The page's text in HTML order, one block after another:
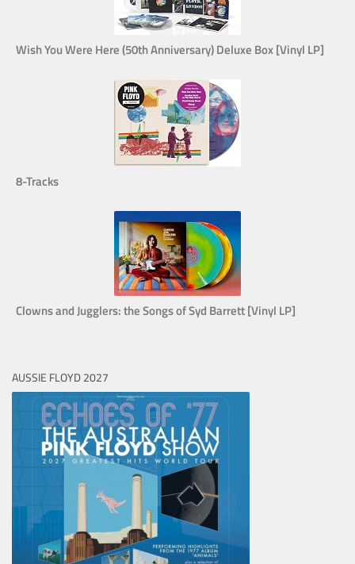
Wish You Were Here (50th Anniversary) Deluxe Box [Vinyl LP]
8-Tracks
Clowns and Jugglers: the Songs of Syd Barrett [Vinyl LP]
AUSSIE FLOYD 2027